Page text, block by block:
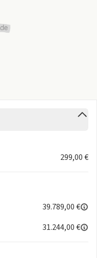
299,00 €
39.789,00 €
31.244,00 €